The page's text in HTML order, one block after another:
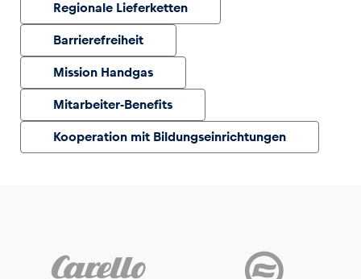
Regionale Lieferketten
Barrierefreiheit
Mission Handgas
Mitarbeiter-Benefits
Kooperation mit Bildungseinrichtungen